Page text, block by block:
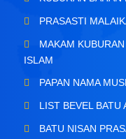
PRASASTI
MAKAM
ISLAM
PAPAN NAMA
LIST BEVEL BATU
BATU NISAN